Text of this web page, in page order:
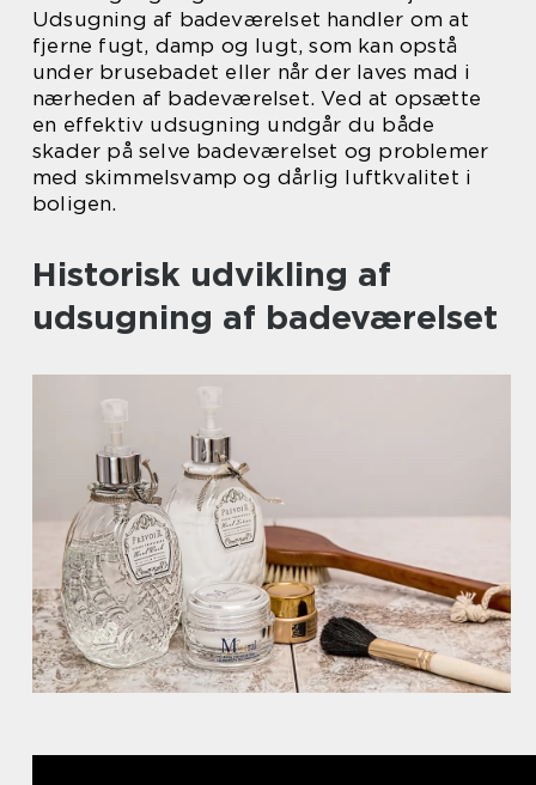
Udsugning af badeværelset handler om at
fjerne fugt, damp og lugt, som kan opstå
under brusebadet eller når der laves mad i
nærheden af badeværelset. Ved at opsætte
en effektiv udsugning undgår du både
skader på selve badeværelset og problemer
med skimmelsvamp og dårlig luftkvalitet i
boligen.
Historisk udvikling af
udsugning af badeværelset